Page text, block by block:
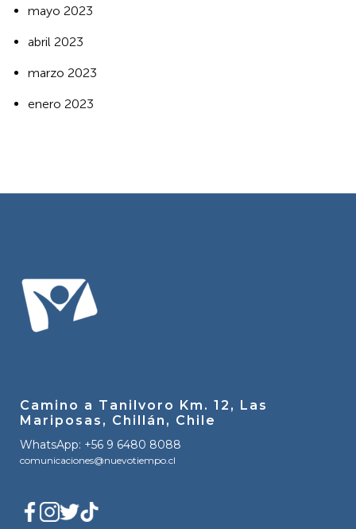
mayo 2023
abril 2023
marzo 2023
enero 2023
Camino a Tanilvoro Km. 12, Las
Mariposas, Chillán, Chile
WhatsApp: +56 9 6480 8088
comunicaciones@nuevotiempo.cl